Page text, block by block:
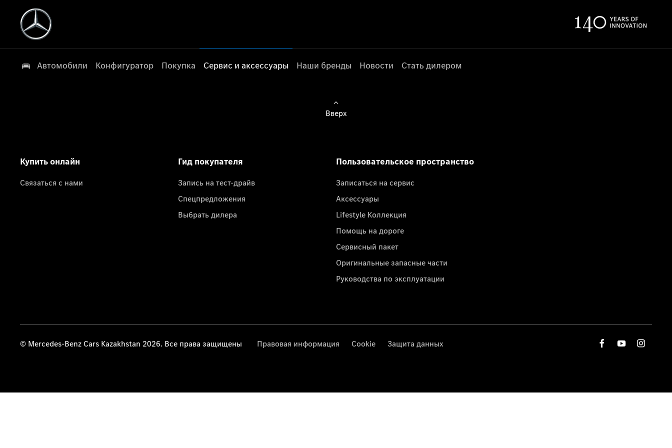
Автомобили Конфигуратор Покупка Сервис и аксессуары Наши бренды Новости Стать дилером
Вверх
Купить онлайн
Связаться с нами
Гид покупателя
Запись на тест-драйв
Спецпредложения
Выбрать дилера
Пользовательское пространство
Записаться на сервис
Аксессуары
Lifestyle Коллекция
Помощь на дороге
Сервисный пакет
Оригинальные запасные части
Руководства по эксплуатации
© Mercedes-Benz Cars Kazakhstan 2026. Все права защищены Правовая информация Cookie Защита данных